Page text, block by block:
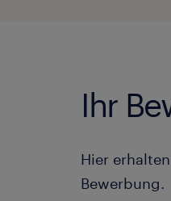
Ihr
Hier
Bewerbung.